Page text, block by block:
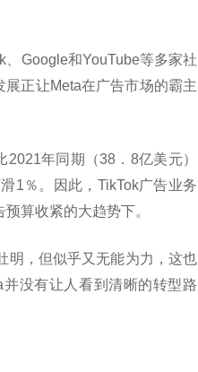
Google和YouTube等多家社
正让Meta在广告市场的霸主
年同期（38．8亿美元）
1％。因此，TikTok广告业务
算收紧的大趋势下。
明，但似乎又无能为力，这也
没有让人看到清晰的转型路